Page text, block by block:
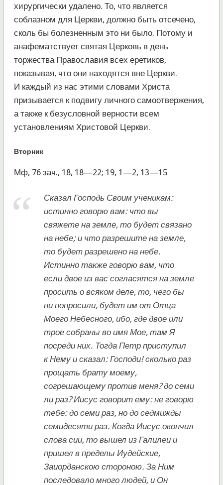
хирургически удалено. То, что является
соблазном для Церкви, должно быть отсечено,
сколь бы болезненным это ни было. Потому и
анафематствует святая Церковь в день
торжества Православия всех еретиков,
показывая, что они находятся вне Церкви.
И каждый из нас этими словами Христа
призывается к подвигу личного самоотвержения,
а также к безусловной верности всем
установлениям Христовой Церкви.
Вторник
Мф, 76 зач., 18, 18—22; 19, 1—2, 13—15
Сказал Господь Своим ученикам:
истинно говорю вам: что вы
свяжете на земле, то будет связано
на небе; и что разрешите на земле,
то будет разрешено на небе.
Истинно также говорю вам, что
если двое из вас согласятся на земле
просить о всяком деле, то, чего бы
ни попросили, будет им от Отца
Моего Небесного, ибо, где двое или
трое собраны во имя Мое, там Я
посреди них. Тогда Петр приступил
к Нему и сказал: Господи! сколько раз
прощать брату моему,
согрешающему против меня? до семи
ли раз? Иисус говорит ему: не говорю
тебе: до семи раз, но до седмижды
семидесяти раз. Когда Иисус окончил
слова сии, то вышел из Галилеи и
пришел в пределы Иудейские,
Заиорданскою стороною. За Ним
последовало много людей, и Он